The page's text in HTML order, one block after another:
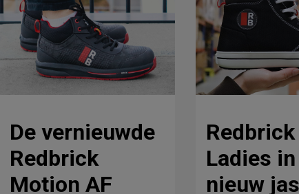
De vernieuwde
Redbrick
Motion AF
Redbrick
Ladies
nieuw